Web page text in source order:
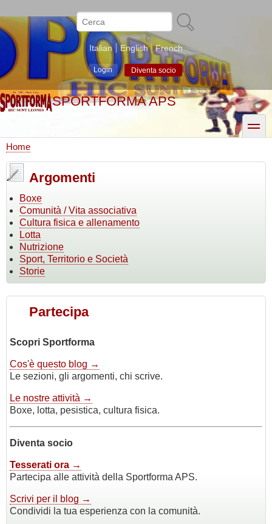
al
contenuto
principale
Cerca
Italian English French
Login Diventa socio
SPORTFORMA APS
toggle
Briciole
di
pane
Home
Argomenti
Boxe
Comunità / Vita associativa
Cultura fisica e allenamento
Lotta
Nutrizione
Sport, Territorio e Società
Storie
Partecipa
Scopri Sportforma
Cos'è questo blog →
Le sezioni, gli argomenti, chi scrive.
Le nostre attività →
Boxe, lotta, pesistica, cultura fisica.
Diventa socio
Tesserati ora →
Partecipa alle attività della Sportforma APS.
Scrivi per il blog →
Condividi la tua esperienza con la comunità.